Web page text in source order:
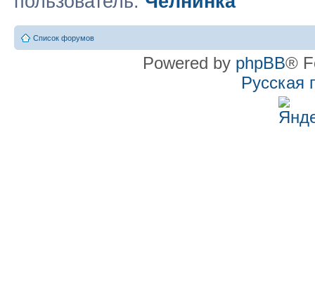
Список форумов
Powered by phpBB®
Русская